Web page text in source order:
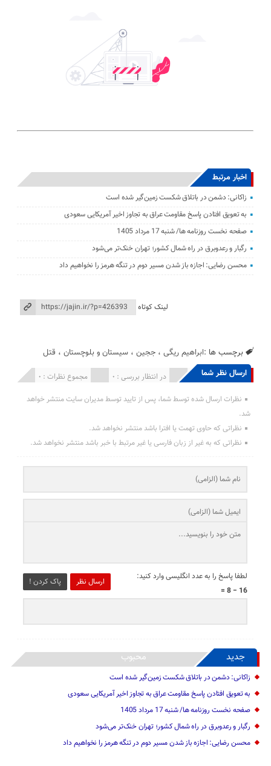
اخبار مرتبط
زاکانی: دشمن در باتلاق شکست زمین‌گیر شده است
به تعویق افتادن پاسخ مقاومت عراق به تجاوز اخیر آمریکایی سعودی
صفحه نخست روزنامه ها/ شنبه 17 مرداد 1405
رگبار و رعدوبرق در راه شمال کشور؛ تهران خنک‌تر می‌شود
محسن رضایی: اجازه باز شدن مسیر دوم در تنگه هرمز را نخواهیم داد
لینک کوتاه
برچسب ها :ابراهیم ریگی ،ججین ،سیستان و بلوچستان ، قتل
ارسال نظر شما مجموع نظرات : 0 در انتظار بررسی : 0 انتشار یافته : 0
نظرات ارسال شده توسط شما، پس از تایید توسط مدیران سایت منتشر خواهد
شد.
نظراتی که حاوی تهمت یا افترا باشد منتشر نخواهد شد.
نظراتی که به غیر از زبان فارسی یا غیر مرتبط با خبر باشد منتشر نخواهد شد.
ارسال نظر پاک کردن !
لطفا پاسخ را به عدد انگلیسی وارد کنید:
16 − 8 =
جدید محبوب
زاکانی: دشمن در باتلاق شکست زمین‌گیر شده است
به تعویق افتادن پاسخ مقاومت عراق به تجاوز اخیر آمریکایی سعودی
صفحه نخست روزنامه ها/ شنبه 17 مرداد 1405
رگبار و رعدوبرق در راه شمال کشور؛ تهران خنک‌تر می‌شود
محسن رضایی: اجازه باز شدن مسیر دوم در تنگه هرمز را نخواهیم داد